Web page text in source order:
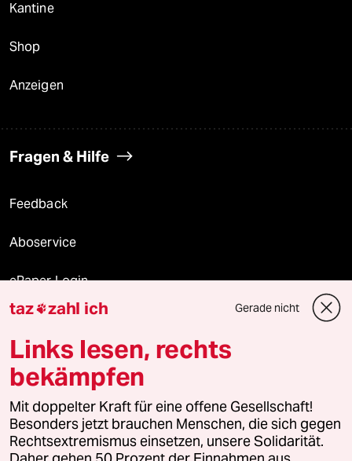
Kantine
Shop
Anzeigen
Fragen & Hilfe
Feedback
Aboservice
ePaper Login
Downloads für Abonnierende
© 2026 taz Verlags und Vertriebs GmbH
Alle Rechte vorbehalten. Bei rechtlichen Fragen oder für Genehmigungen
wenden Sie sich bitte an lizenzen@taz.de
taz zahl ich Gerade nicht
Links lesen, rechts
bekämpfen
Mit doppelter Kraft für eine offene Gesellschaft!
Besonders jetzt brauchen Menschen, die sich gegen
Rechtsextremismus einsetzen, unsere Solidarität.